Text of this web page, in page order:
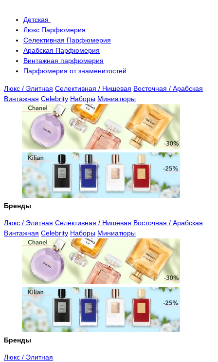
Детская
Люкс Парфюмерия
Селективная Парфюмерия
Арабская Парфюмерия
Винтажная парфюмерия
Парфюмерия от знаменитостей
Люкс / Элитная Селективная / Нишевая Восточная / Арабская
Винтажная Celebrity Наборы Миниатюры
Бренды
Люкс / Элитная Селективная / Нишевая Восточная / Арабская
Винтажная Celebrity Наборы Миниатюры
Бренды
Люкс / Элитная